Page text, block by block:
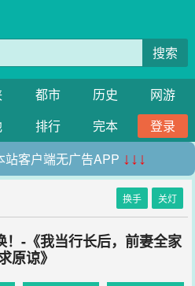
搜索
都市 历史
网游
排行 完本
登录
客户端无广告APP ↓↓↓
换手 关灯
！-《我当行长后，前妻全家
原谅》